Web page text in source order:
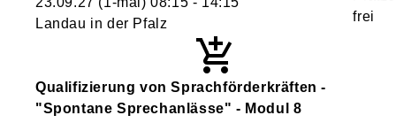
Landau in der Pfalz
Qualifizierung von Sprachförderkräften -
"Spontane Sprechanlässe" - Modul 8